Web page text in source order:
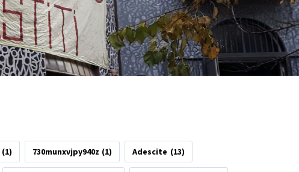
(1) 730munxvjpy940z (1) Adescite (13)